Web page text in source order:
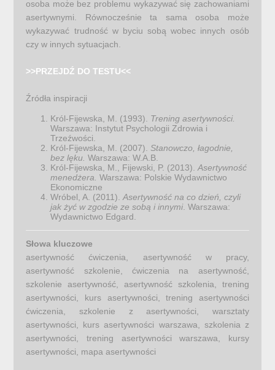
osoba może bez problemu wykazywać się zachowaniami
asertywnymi. Równocześnie ta sama osoba może
wykazywać trudność w byciu sobą wobec innych osób
czy w innych sytuacjach.
>>PRZEJDŹ DO TESTU<<
Źródła inspiracji
Król-Fijewska, M. (1993). Trening asertywności.
Warszawa: Instytut Psychologii Zdrowia i
Trzeźwości.
Król-Fijewska, M. (2007).Stanowczo, łagodnie,
bez lęku. Warszawa: W.A.B.
Król-Fijewska, M., Fijewski, P. (2013).Asertywność
menedżera. Warszawa: Polskie Wydawnictwo
Ekonomiczne
Wróbel, A. (2011).Asertywność na co dzień, czyli
jak żyć w zgodzie ze sobą i innymi. Warszawa:
Wydawnictwo Edgard.
Słowa kluczowe
asertywność ćwiczenia, asertywność w pracy,
asertywność szkolenie, ćwiczenia na asertywność,
szkolenie asertywność, asertywność szkolenia, trening
asertywności, kurs asertywności, trening asertywności
ćwiczenia, szkolenie z asertywności, warsztaty
asertywności, kurs asertywności warszawa, szkolenia z
asertywności, trening asertywności warszawa, kursy
asertywności, mapa asertywności